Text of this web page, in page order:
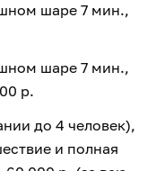
шаре 7 мин.,
шаре 7 мин.,
р.
до 4 человек),
и полная